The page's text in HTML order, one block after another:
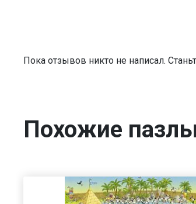
Пока отзывов никто не написал.
Похожие